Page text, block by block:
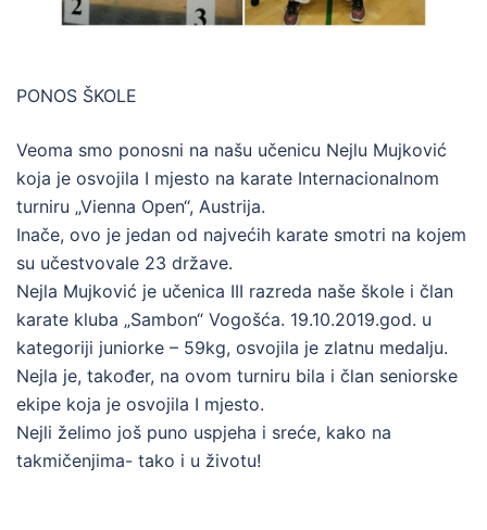
PONOS ŠKOLE
Veoma smo ponosni na našu učenicu Nejlu Mujković
koja je osvojila I mjesto na karate Internacionalnom
turniru „Vienna Open“, Austrija.
Inače, ovo je jedan od najvećih karate smotri na kojem
su učestvovale 23 države.
Nejla Mujković je učenica III razreda naše škole i član
karate kluba „Sambon“ Vogošća. 19.10.2019.god. u
kategoriji juniorke – 59kg, osvojila je zlatnu medalju.
Nejla je, također, na ovom turniru bila i član seniorske
ekipe koja je osvojila I mjesto.
Nejli želimo još puno uspjeha i sreće, kako na
takmičenjima- tako i u životu!